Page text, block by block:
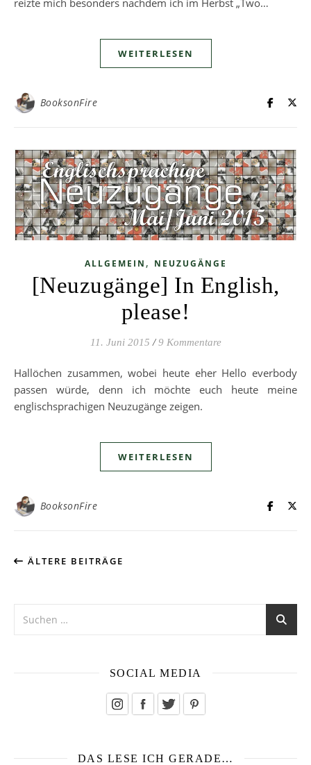
reizte mich besonders nachdem ich im Herbst „Two…
WEITERLESEN
BooksonFire
ALLGEMEIN , NEUZUGÄNGE
[Neuzugänge] In English,
please!
11. Juni 2015 / 9 Kommentare
Hallöchen zusammen, wobei heute eher Hello everbody
passen würde, denn ich möchte euch heute meine
englischsprachigen Neuzugänge zeigen.
WEITERLESEN
BooksonFire
ÄLTERE BEITRÄGE
SOCIAL MEDIA
DAS LESE ICH GERADE…